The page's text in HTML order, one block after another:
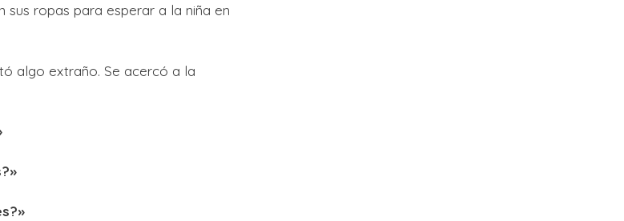
ropas para esperar a la niña en
algo extraño. Se acercó a la